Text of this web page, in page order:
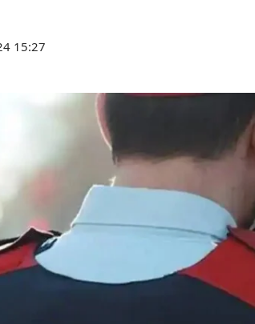
15:27